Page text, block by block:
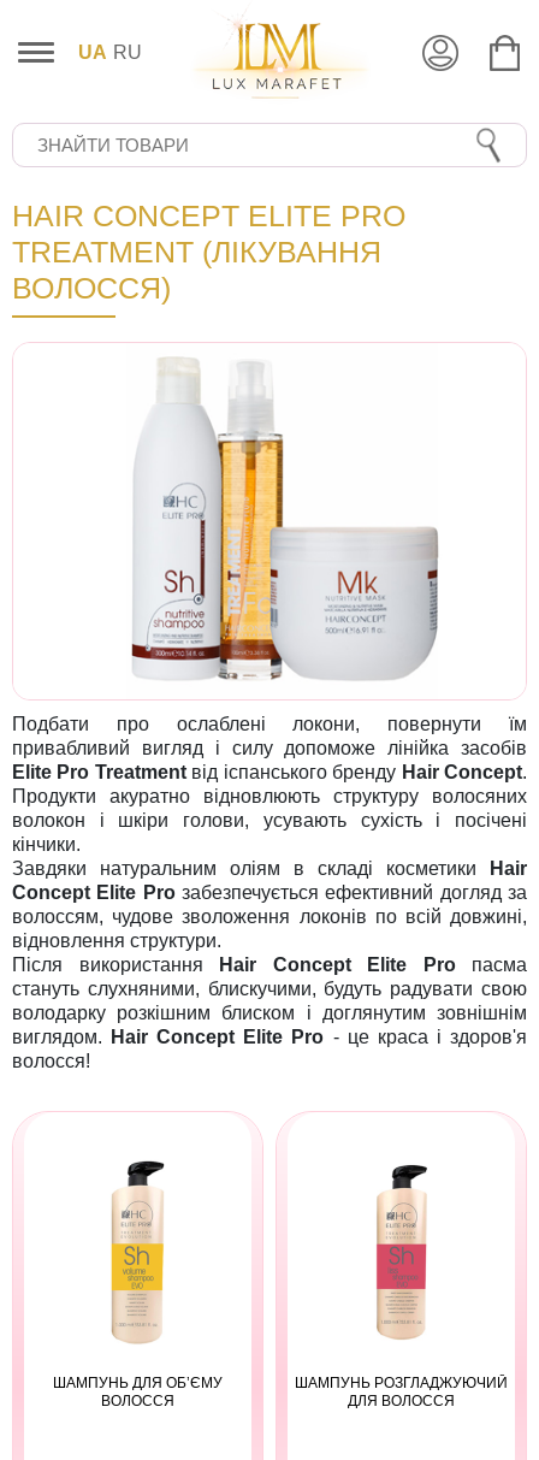
UA RU
HAIR CONCEPT ELITE PRO
TREATMENT (ЛІКУВАННЯ
ВОЛОССЯ)
Подбати про ослаблені локони, повернути їм
привабливий вигляд і силу допоможе лінійка засобів
Elite Pro Treatmentвід іспанського бренду Hair Concept.
Продукти акуратно відновлюють структуру волосяних
волокон і шкіри голови, усувають сухість і посічені
кінчики.
Завдяки натуральним оліям в складі косметики
Hair
Concept Elite Proзабезпечується ефективний догляд за
волоссям, чудове зволоження локонів по всій довжині,
відновлення структури.
Після використання
Hair Concept Elite Proпасма
стануть слухняними, блискучими, будуть радувати свою
володарку розкішним блиском і доглянутим зовнішнім
виглядом.
Hair Concept Elite Pro - це краса і здоров'я
волосся!
ШАМПУНЬ ДЛЯ ОБ’ЄМУ
ВОЛОССЯ
ШАМПУНЬ РОЗГЛАДЖУЮЧИЙ
ДЛЯ ВОЛОССЯ